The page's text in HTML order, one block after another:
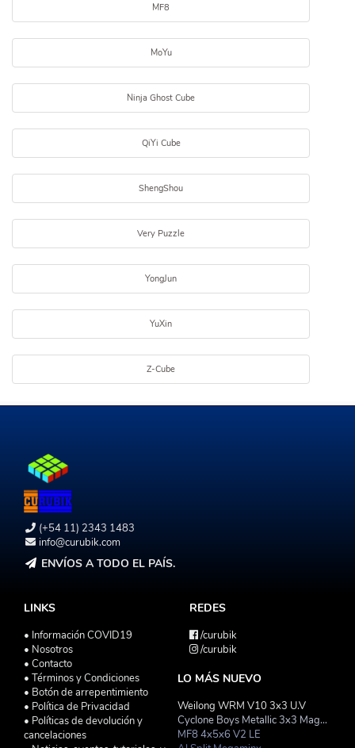
MF8
MoYu
Ninja Ghost Cube
QiYi Cube
ShengShou
Very Puzzle
YongJun
YuXin
Z-Cube
(+54 11) 2343 1483
info@curubik.com
ENVÍOS A TODO EL PAÍS.
LINKS
• Información COVID19
• Nosotros
• Contacto
• Términos y Condiciones
• Botón de arrepentimiento
• Política de Privacidad
• Políticas de devolución y
cancelaciones
REDES
/curubik
/curubik
LO MÁS NUEVO
Weilong WRM V10 3x3 U.V
Cyclone Boys Metallic 3x3 Magnetico Macaron
MF8 4x5x6 V2 LE